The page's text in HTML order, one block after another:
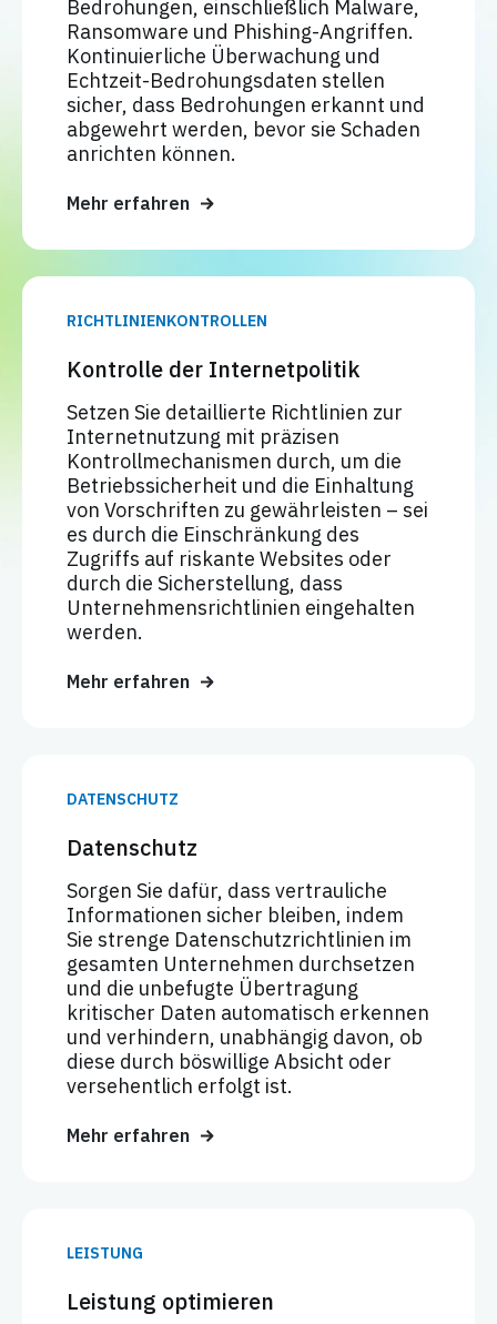
Bedrohungen, einschließlich Malware,
Ransomware und Phishing-Angriffen.
Kontinuierliche Überwachung und
Echtzeit-Bedrohungsdaten stellen
sicher, dass Bedrohungen erkannt und
abgewehrt werden, bevor sie Schaden
anrichten können.
Mehr erfahren
RICHTLINIENKONTROLLEN
Kontrolle der Internetpolitik
Setzen Sie detaillierte Richtlinien zur
Internetnutzung mit präzisen
Kontrollmechanismen durch, um die
Betriebssicherheit und die Einhaltung
von Vorschriften zu gewährleisten – sei
es durch die Einschränkung des
Zugriffs auf riskante Websites oder
durch die Sicherstellung, dass
Unternehmensrichtlinien eingehalten
werden.
Mehr erfahren
DATENSCHUTZ
Datenschutz
Sorgen Sie dafür, dass vertrauliche
Informationen sicher bleiben, indem
Sie strenge Datenschutzrichtlinien im
gesamten Unternehmen durchsetzen
und die unbefugte Übertragung
kritischer Daten automatisch erkennen
und verhindern, unabhängig davon, ob
diese durch böswillige Absicht oder
versehentlich erfolgt ist.
Mehr erfahren
LEISTUNG
Leistung optimieren